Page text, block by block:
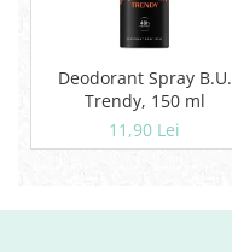
Deodorant Spray B.U.
Trendy, 150 ml
11,90 Lei